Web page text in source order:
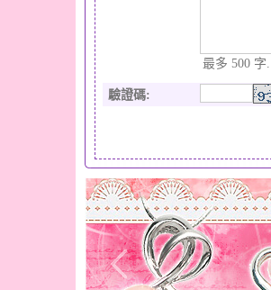
最多 500 字.
驗證碼: